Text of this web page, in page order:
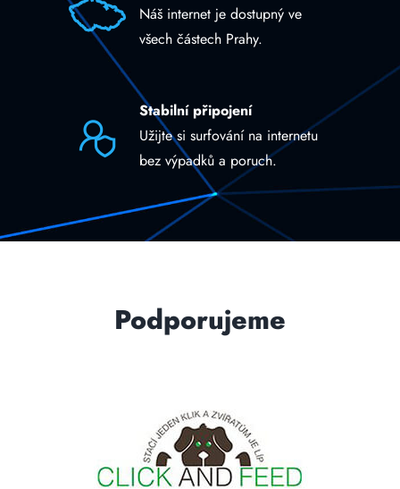
Náš internet je dostupný ve
všech částech Prahy.
Stabilní připojení
Užijte si surfování na internetu
bez výpadků a poruch.
Podporujeme